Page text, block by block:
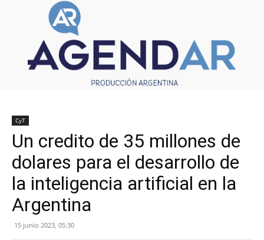
CyT
Un credito de 35 millones de
dolares para el desarrollo de
la inteligencia artificial en la
Argentina
15 junio 2023, 05:30